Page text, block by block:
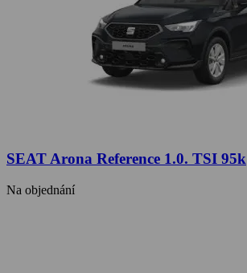
SEAT Arona Reference 1.0. TSI 95k
Na objednání